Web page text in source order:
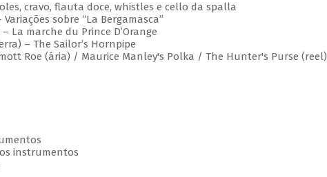
cravo, flauta doce, whistles e cello da spalla
sobre “La Bergamasca”
La marche du Prince D’Orange
– The Sailor’s Hornpipe
Roe (ária) / Maurice Manley's Polka / The Hunter's Purse (reel)
instrumentos